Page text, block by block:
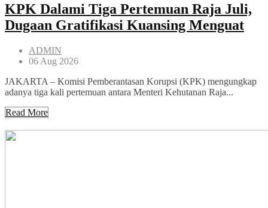
KPK Dalami Tiga Pertemuan Raja Juli,
Dugaan Gratifikasi Kuansing Menguat
ADMIN
06 Aug 2026
JAKARTA – Komisi Pemberantasan Korupsi (KPK) mengungkap
adanya tiga kali pertemuan antara Menteri Kehutanan Raja...
Read More